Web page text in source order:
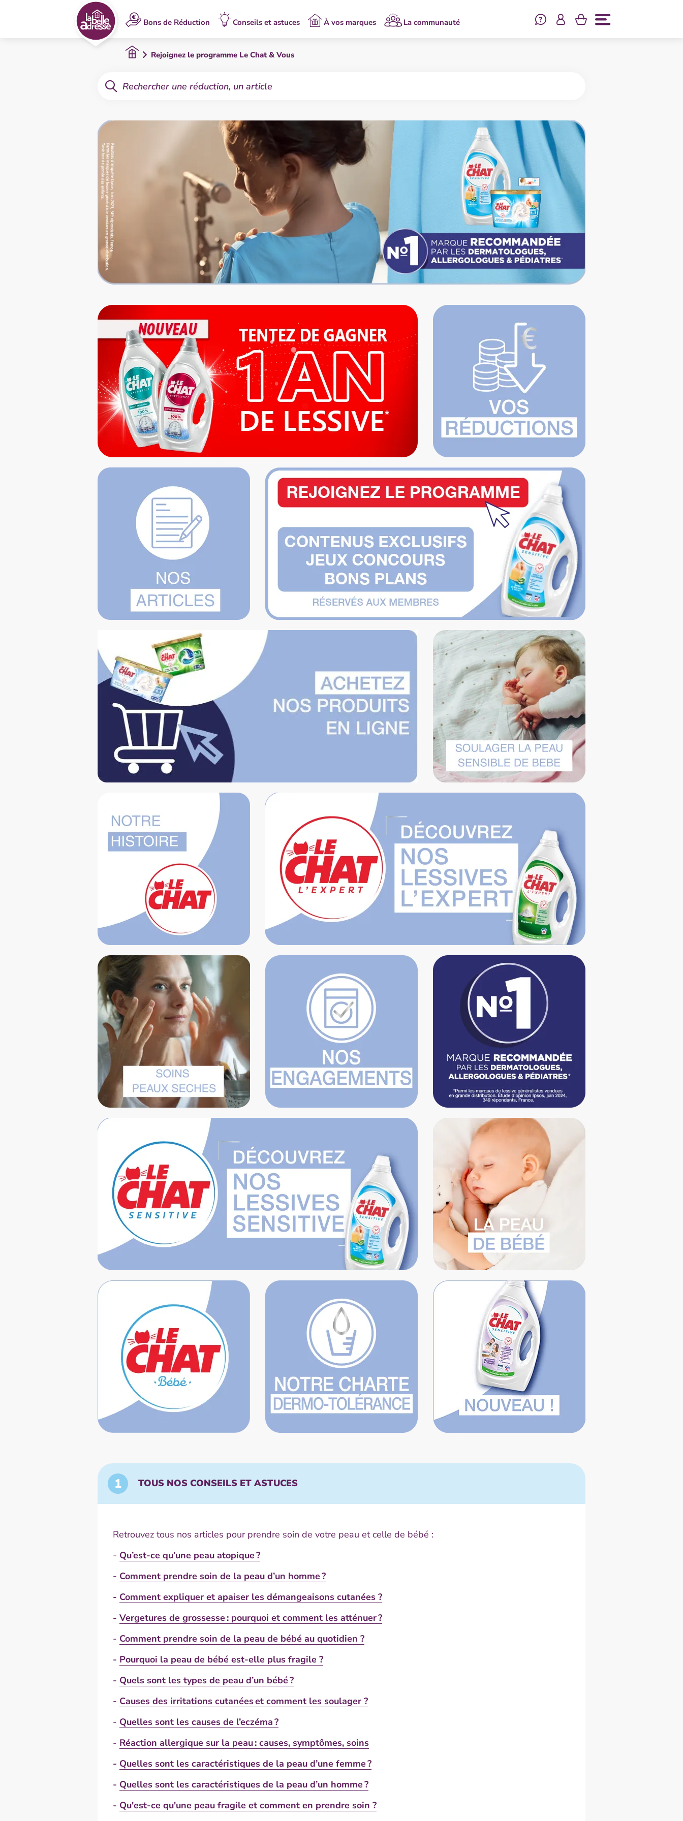
Bons de Réduction Conseils et astuces À vos marques La communauté Se connecter
Menu
Rejoignez le programme Le Chat & Vous
Rechercher
1 TOUS NOS CONSEILS ET ASTUCES
Retrouvez tous nos articles pour prendre soin de votre peau et celle de bébé :
- Qu’est-ce qu’une peau atopique ?
- Comment prendre soin de la peau d’un homme ?
- Comment expliquer et apaiser les démangeaisons cutanées ?
- Vergetures de grossesse : pourquoi et comment les atténuer ?
- Comment prendre soin de la peau de bébé au quotidien ?
- Pourquoi la peau de bébé est-elle plus fragile ?
- Quels sont les types de peau d’un bébé ?
- Causes des irritations cutanées et comment les soulager ?
- Quelles sont les causes de l’eczéma ?
- Réaction allergique sur la peau : causes, symptômes, soins
- Quelles sont les caractéristiques de la peau d’une femme ?
- Quelles sont les caractéristiques de la peau d’un homme ?
- Qu'est-ce qu'une peau fragile et comment en prendre soin ?